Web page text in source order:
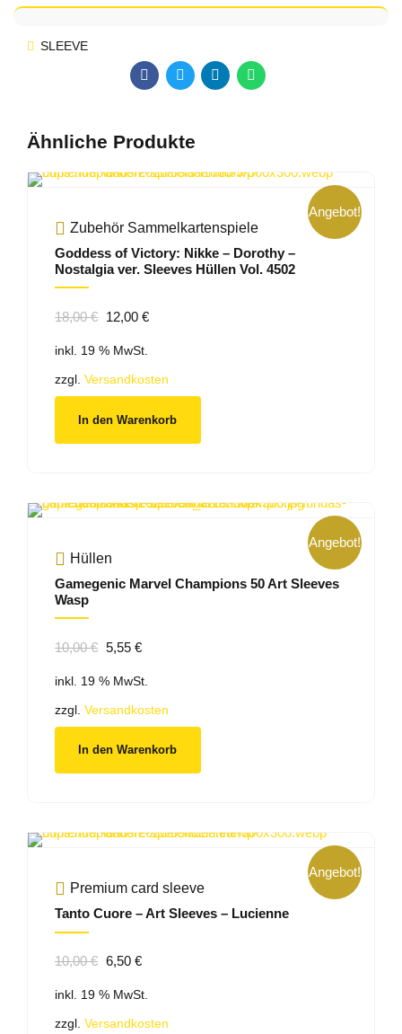
SLEEVE
Ähnliche Produkte
Angebot!
Zubehör Sammelkartenspiele
Goddess of Victory: Nikke – Dorothy –
Nostalgia ver. Sleeves Hüllen Vol. 4502
18,00€ Ursprünglicher
war:
18,00 €
12,00 €Aktueller
12,00 €.
inkl. 19 % MwSt.
zzgl. Versandkosten
In den Warenkorb
Angebot!
Hüllen
Gamegenic Marvel Champions 50 Art Sleeves
Wasp
10,00€ Ursprünglicher
war:
10,00 €
5,55 €Aktueller
ist:
5,55 €.
inkl. 19 % MwSt.
zzgl. Versandkosten
In den Warenkorb
Angebot!
Premium card sleeve
Tanto Cuore – Art Sleeves – Lucienne
10,00€ Ursprünglicher
war:
10,00 €
6,50 €Aktueller
ist:
6,50 €.
inkl. 19 % MwSt.
zzgl. Versandkosten